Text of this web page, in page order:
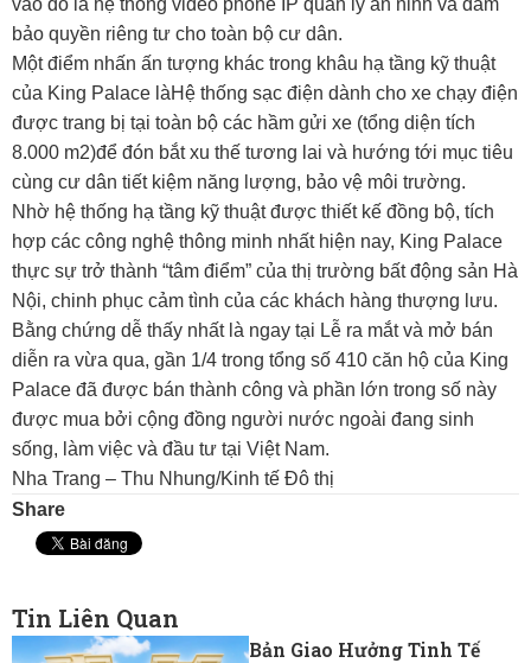
vào đó là hệ thống video phone IP quản lý an ninh và đảm
bảo quyền riêng tư cho toàn bộ cư dân.
Một điểm nhấn ấn tượng khác trong khâu hạ tầng kỹ thuật
của King Palace làHệ thống sạc điện dành cho xe chạy điện
được trang bị tại toàn bộ các hầm gửi xe (tổng diện tích
8.000 m2)để đón bắt xu thế tương lai và hướng tới mục tiêu
cùng cư dân tiết kiệm năng lượng, bảo vệ môi trường.
Nhờ hệ thống hạ tầng kỹ thuật được thiết kế đồng bộ, tích
hợp các công nghệ thông minh nhất hiện nay, King Palace
thực sự trở thành “tâm điểm” của thị trường bất động sản Hà
Nội, chinh phục cảm tình của các khách hàng thượng lưu.
Bằng chứng dễ thấy nhất là ngay tại Lễ ra mắt và mở bán
diễn ra vừa qua, gần 1/4 trong tổng số 410 căn hộ của King
Palace đã được bán thành công và phần lớn trong số này
được mua bởi cộng đồng người nước ngoài đang sinh
sống, làm việc và đầu tư tại Việt Nam.
Nha Trang – Thu Nhung/Kinh tế Đô thị
Share
Tin Liên Quan
Bản Giao Hưởng Tinh Tế